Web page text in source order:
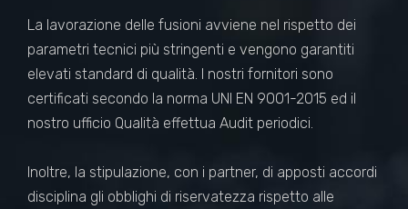
La lavorazione delle fusioni avviene nel rispetto dei
parametri tecnici più stringenti e vengono garantiti
elevati standard di qualità. I nostri fornitori sono
certificati secondo la norma UNI EN 9001-2015 ed il
nostro ufficio Qualità effettua Audit periodici.
Inoltre, la stipulazione, con i partner, di apposti accordi
disciplina gli obblighi di riservatezza rispetto alle